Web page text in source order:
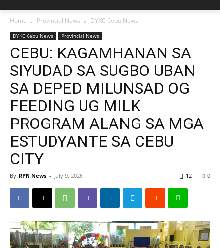
Home Provincial News DYKC Cebu News
DYKC Cebu News Provincial News
CEBU: KAGAMHANAN SA
SIYUDAD SA SUGBO UBAN
SA DEPED MILUNSAD OG
FEEDING UG MILK
PROGRAM ALANG SA MGA
ESTUDYANTE SA CEBU
CITY
By RPN News - July 9, 2026 0
12